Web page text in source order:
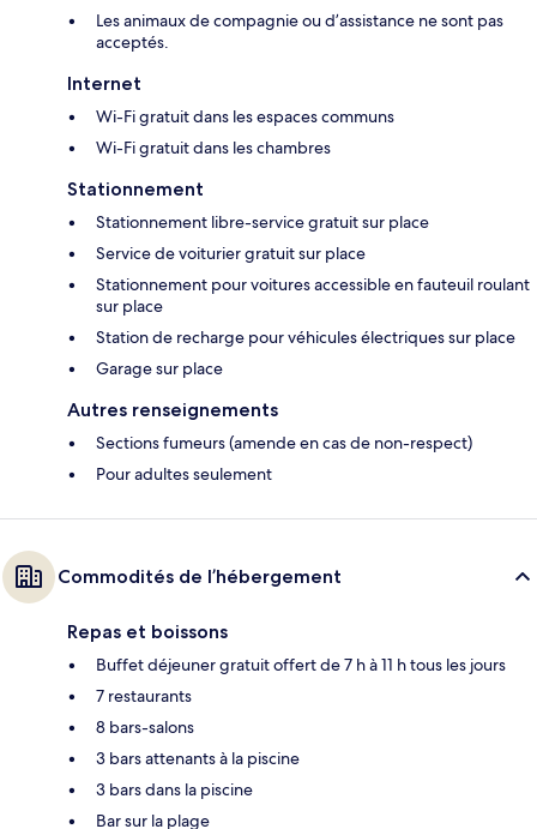
Les animaux de compagnie ou d’assistance ne sont pas
acceptés.
Internet
Wi-Fi gratuit dans les espaces communs
Wi-Fi gratuit dans les chambres
Stationnement
Stationnement libre-service gratuit sur place
Service de voiturier gratuit sur place
Stationnement pour voitures accessible en fauteuil roulant
sur place
Station de recharge pour véhicules électriques sur place
Garage sur place
Autres renseignements
Sections fumeurs (amende en cas de non-respect)
Pour adultes seulement
Commodités de l’hébergement
Repas et boissons
Buffet déjeuner gratuit offert de 7 h à 11 h tous les jours
7 restaurants
8 bars-salons
3 bars attenants à la piscine
3 bars dans la piscine
Bar sur la plage